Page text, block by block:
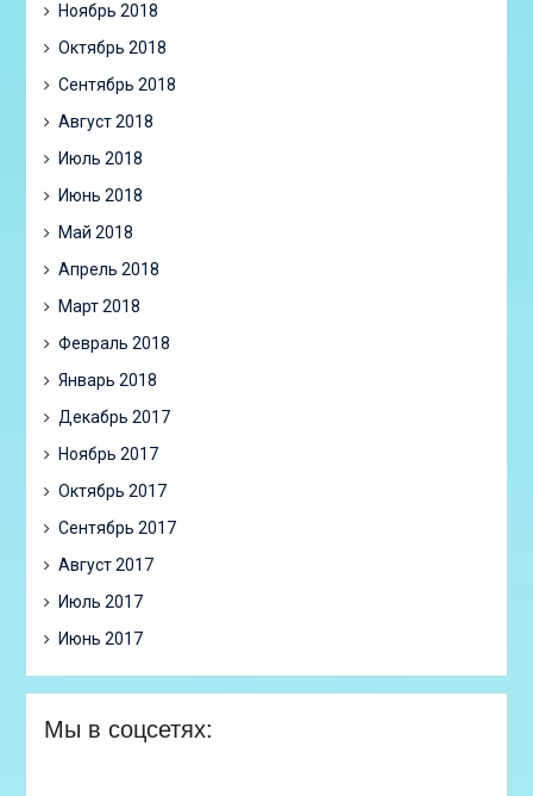
Ноябрь 2018
Октябрь 2018
Сентябрь 2018
Август 2018
Июль 2018
Июнь 2018
Май 2018
Апрель 2018
Март 2018
Февраль 2018
Январь 2018
Декабрь 2017
Ноябрь 2017
Октябрь 2017
Сентябрь 2017
Август 2017
Июль 2017
Июнь 2017
Мы в соцсетях: